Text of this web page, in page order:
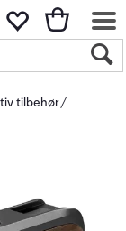
tilbehør